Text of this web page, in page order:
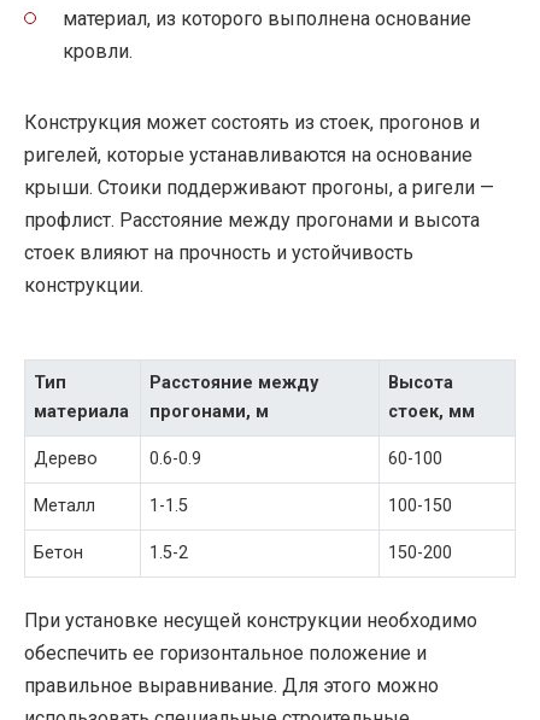
материал, из которого выполнена основание
кровли.
Конструкция может состоять из стоек, прогонов и
ригелей, которые устанавливаются на основание
крыши. Стоики поддерживают прогоны, а ригели —
профлист. Расстояние между прогонами и высота
стоек влияют на прочность и устойчивость
конструкции.
Тип
материала
Расстояние между
прогонами, м
Высота
стоек, мм
Дерево 0.6-0.9 60-100
Металл 1-1.5 100-150
Бетон 1.5-2 150-200
При установке несущей конструкции необходимо
обеспечить ее горизонтальное положение и
правильное выравнивание. Для этого можно